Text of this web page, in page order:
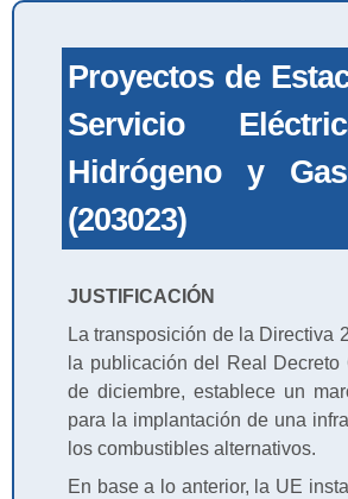
Proyectos de
Servicio
Hidrógeno y
(203023)
JUSTIFICACIÓN
La transposición de la Directiva
la publicación del Real Decreto
de diciembre, establece un
para la implantación de una
los combustibles alternativos.
En base a lo anterior, la UE